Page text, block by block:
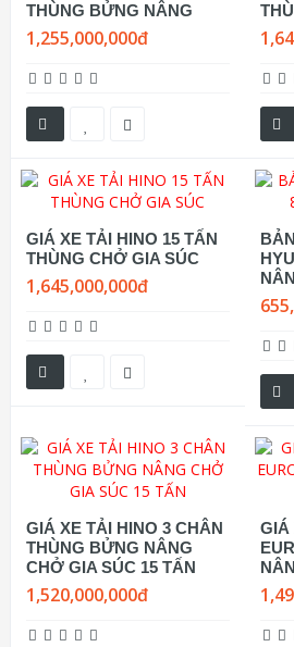
THÙNG BỬNG NÂNG
1,255,000,000đ
GIÁ XE TẢI HINO 15 TẤN
THÙNG CHỞ GIA SÚC
1,645,000,000đ
GIÁ XE TẢI HINO 3 CHÂN
THÙNG BỬNG NÂNG
CHỞ GIA SÚC 15 TẤN
1,520,000,000đ
GIÁ